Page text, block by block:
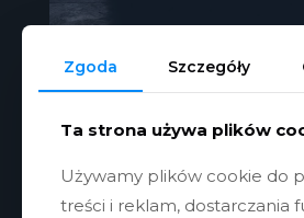
Zgoda Szczegóły
Ta strona używa plików
Używamy plików cookie do
treści i reklam, dostarczania